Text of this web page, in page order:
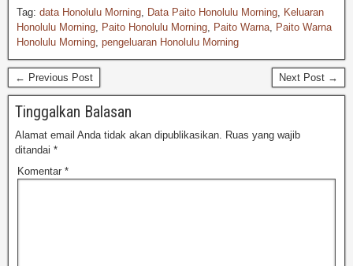
Tag: data Honolulu Morning, Data Paito Honolulu Morning, Keluaran
Honolulu Morning, Paito Honolulu Morning, Paito Warna, Paito Warna
Honolulu Morning, pengeluaran Honolulu Morning
← Previous Post Next Post →
Tinggalkan Balasan
Alamat email Anda tidak akan dipublikasikan. Ruas yang wajib
ditandai *
Komentar *